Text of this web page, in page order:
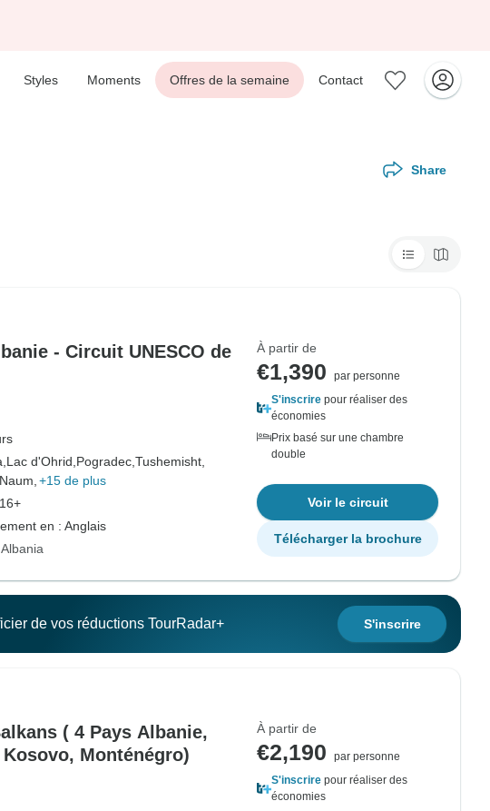
Styles Moments Offres de la semaine Contact
Share
- Circuit UNESCO de
Lac d'Ohrid, Pogradec, Tushemisht,
+15 de plus
en : Anglais
À partir de
€1,390
par personne
S'inscrire pour réaliser des
économies
Prix basé sur une chambre
double
Voir le circuit
Télécharger la brochure
de vos réductions TourRadar+ S'inscrire
( 4 Pays Albanie,
Monténégro)
À partir de
€2,190
par personne
S'inscrire pour réaliser des
économies